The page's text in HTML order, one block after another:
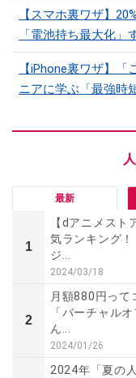
【スマホ裏ワザ】
「電池持ち最大化」
【iPhone裏ワザ】
ニアに学ぶ「最強時
最新
1
【dアニメスト
気ランキング
ジ...
2024/03/18
2
月額880円って
「バーチャル
ん...
2024/01/26
2024年「夏の